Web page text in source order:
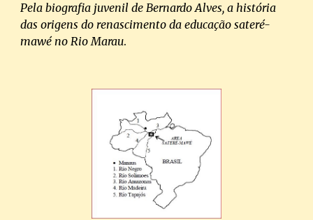
Pela biografia juvenil de Bernardo Alves, a história
das origens do renascimento da educação sateré-
mawé no Rio Marau.